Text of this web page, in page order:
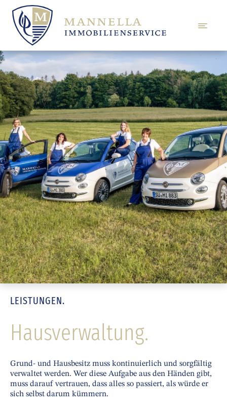
LEISTUNGEN.
Hausverwaltung.
Grund- und Hausbesitz muss kontinuierlich und sorgfältig
verwaltet werden. Wer diese Aufgabe aus den Händen gibt,
muss darauf vertrauen, dass alles so passiert, als würde er
sich selbst darum kümmern.